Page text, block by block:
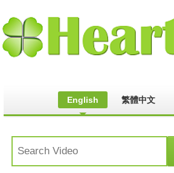
English 繁體中文